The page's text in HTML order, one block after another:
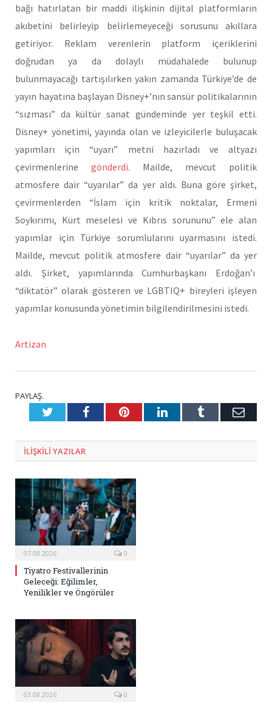
bağı hatırlatan bir maddi ilişkinin dijital platformların
akıbetini belirleyip belirlemeyeceği sorusunu akıllara
getiriyor. Reklam verenlerin platform içeriklerini
doğrudan ya da dolaylı müdahalede bulunup
bulunmayacağı tartışılırken yakın zamanda Türkiye’de de
yayın hayatına başlayan Disney+’nın sansür politikalarının
“sızması” da kültür sanat gündeminde yer teşkil etti.
Disney+ yönetimi, yayında olan ve izleyicilerle buluşacak
yapımları için “uyarı” metni hazırladı ve altyazı
çevirmenlerine gönderdi. Mailde, mevcut politik
atmosfere dair “uyarılar” da yer aldı. Buna göre şirket,
çevirmenlerden “İslam için kritik noktalar, Ermeni
Soykırımı, Kürt meselesi ve Kıbrıs sorununu” ele alan
yapımlar için Türkiye sorumlularını uyarmasını istedi.
Mailde, mevcut politik atmosfere dair “uyarılar” da yer
aldı. Şirket, yapımlarında Cumhurbaşkanı Erdoğan’ı
“diktatör” olarak gösteren ve LGBTIQ+ bireyleri işleyen
yapımlar konusunda yönetimin bilgilendirilmesini istedi.
Artizan
PAYLAŞ.
TwitterFacebookPinterestLinkedInTumblr E-
ILIŞKILI YAZILAR
07.08.2026 0
Tiyatro Festivallerinin
Geleceği: Eğilimler,
Yenilikler ve Öngörüler
03.08.2026 0